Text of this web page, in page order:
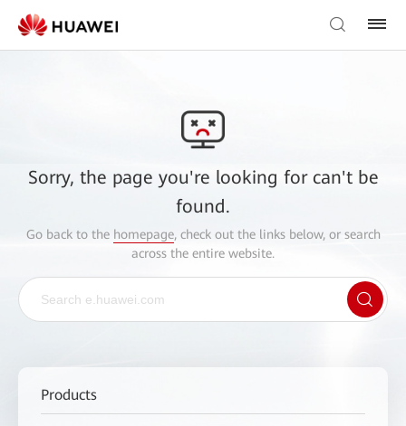
Sorry, the page you're looking for can't be
found.
Go back to the homepage, check out the links below, or search
across the entire website.
Products